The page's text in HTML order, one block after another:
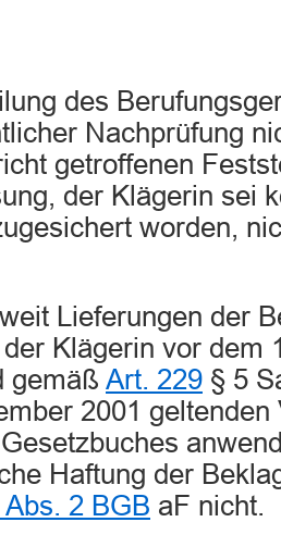
des
Nachprüfung
getroffenen
der Klägerin sei
worden,
Lieferungen der
Klägerin vor dem
gemäß Art. 229 § 5
2001 geltenden
Haftung der
Abs. 2 BGB aF nicht.